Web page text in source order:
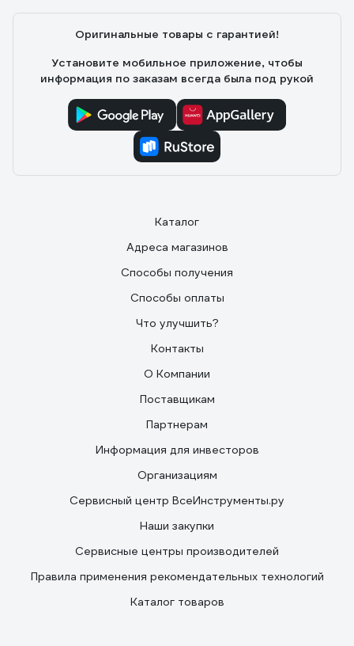
Оригинальные товары с гарантией!
Установите мобильное приложение, чтобы
информация по заказам всегда была под рукой
Каталог
Адреса магазинов
Способы получения
Способы оплаты
Что улучшить?
Контакты
О Компании
Поставщикам
Партнерам
Информация для инвесторов
Организациям
Сервисный центр ВсеИнструменты.ру
Наши закупки
Сервисные центры производителей
Правила применения рекомендательных технологий
Каталог товаров